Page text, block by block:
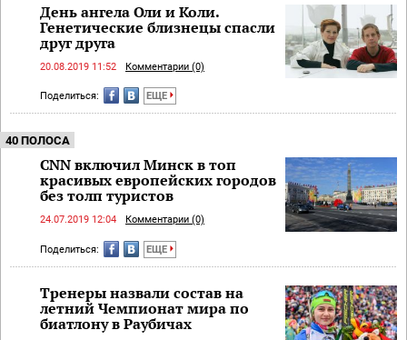
День ангела Оли и Коли.
Генетические близнецы спасли
друг друга
20.08.2019 11:52 Комментарии (0)
Поделиться: ЕЩЕ
40 ПОЛОСА
CNN включил Минск в топ
красивых европейских городов
без толп туристов
24.07.2019 12:04 Комментарии (0)
Поделиться: ЕЩЕ
Тренеры назвали состав на
летний Чемпионат мира по
биатлону в Раубичах